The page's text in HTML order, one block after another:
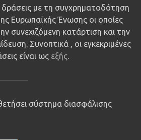
με τη συγχρηματοδότηση
Ευρωπαϊκής Ένωσης οι οποίες
συνεχιζόμενη κατάρτιση και την
Συνοπτικά , οι εγκεκριμένες
είναι ως εξής.
σύστημα διασφάλισης